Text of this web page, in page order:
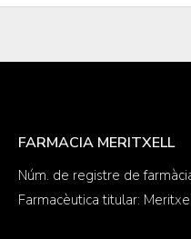
FARMACIA MERITXELL
Núm. de registre de
Farmacèutica titular: